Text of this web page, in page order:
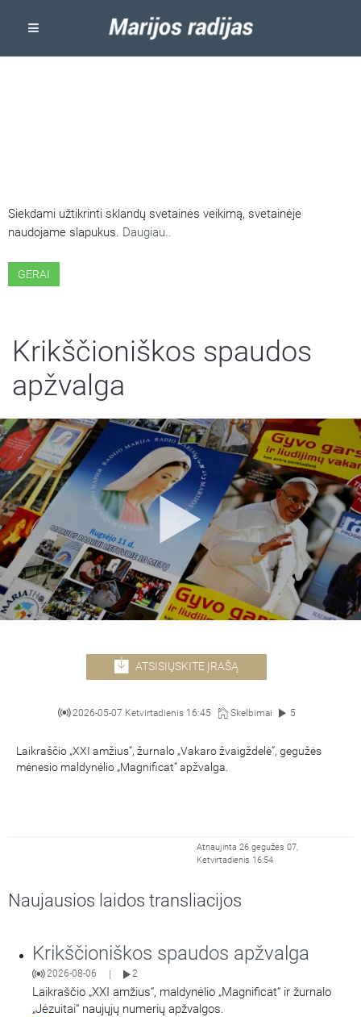
Siekdami užtikrinti sklandų svetainės veikimą, svetainėje
naudojame slapukus. Daugiau..
GERAI
Krikščioniškos spaudos
apžvalga
ATSISIŲSKITE ĮRAŠĄ
2026-05-07 Ketvirtadienis 16:45 Skelbimai 5
Laikraščio „XXI amžius“, žurnalo „Vakaro žvaigždelė“, gegužės
mėnesio maldynėlio „Magnificat“ apžvalga.
Atnaujinta 26 gegužės 07,
Ketvirtadienis 16:54
Naujausios laidos transliacijos
Krikščioniškos spaudos apžvalga
2026-08-06 2
Laikraščio „XXI amžius“, maldynėlio „Magnificat“ ir žurnalo
„Jėzuitai“ naujųjų numerių apžvalgos.